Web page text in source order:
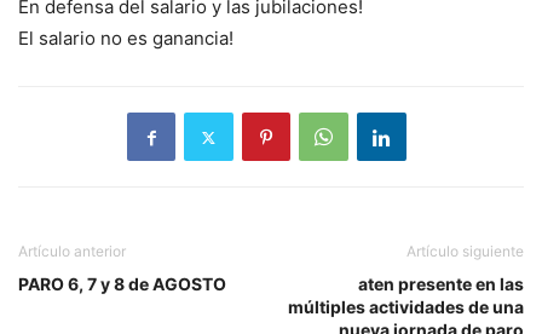
En defensa del salario y las jubilaciones!
El salario no es ganancia!
Artículo anterior
PARO 6, 7 y 8 de AGOSTO
Artículo siguiente
aten presente en las
múltiples actividades de una
nueva jornada de paro